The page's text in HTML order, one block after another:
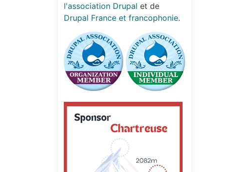
l'association Drupal et de
Drupal France et francophonie.